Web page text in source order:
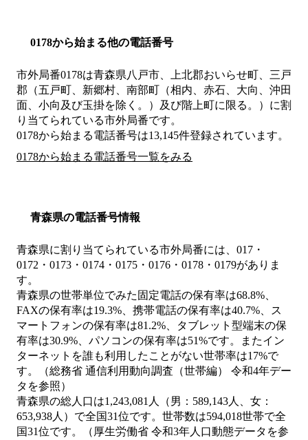
0178から始まる他の電話番号
市外局番0178は青森県八戸市、上北郡おいらせ町、三戸
郡（五戸町、新郷村、南部町（相内、赤石、大向、沖田
面、小向及び玉掛を除く。）及び階上町に限る。） に割
り当てられている市外局番です。
0178から始まる電話番号は13,145件登録されています。
0178から始まる電話番号一覧をみる
青森県の電話番号情報
青森県に割り当てられている市外局番には、017・
0172・0173・0174・0175・0176・0178・0179がありま
す。
青森県の世帯単位でみた固定電話の保有率は68.8%、
FAXの保有率は19.3%、携帯電話の保有率は40.7%、ス
マートフォンの保有率は81.2%、タブレット型端末の保
有率は30.9%、パソコンの保有率は51%です。またイン
ターネットを誰も利用したことがない世帯率は17%で
す。（総務省 通信利用動向調査（世帯編） 令和4年デー
タを参照）
青森県の総人口は1,243,081人（男：589,143人、女：
653,938人）で全国31位です。世帯数は594,018世帯で全
国31位です。（厚生労働省 令和3年人口動態データを参